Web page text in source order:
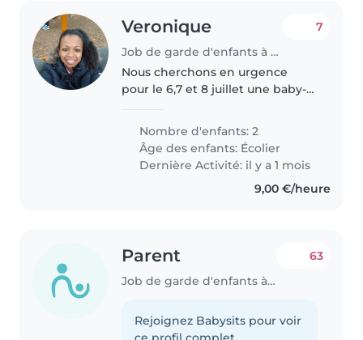
Veronique
Job de garde d'enfants à La Ville-aux-Dames
7
Nous cherchons en urgence
pour le 6,7 et 8 juillet une baby-
fiable pour prendre soin de nos
deux enfants en âge scolaire, 4
et 9 ans . La personne doit..
Nombre d'enfants: 2
Âge des enfants: Écolier
Dernière Activité: il y a 1 mois
9,00 €/heure
Parent
Job de garde d'enfants à La Ville-aux-Dames
63
Rejoignez Babysits pour voir